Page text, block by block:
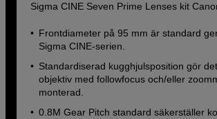
Sigma CINE Seven Prime Lenses kit
Frontdiameter på 95 mm är standard
Sigma CINE-serien.
Standardiserad kugghjulsposition gör
objektiv med followfocus och/eller
monterad.
0.8M Gear Pitch standard säkerställer